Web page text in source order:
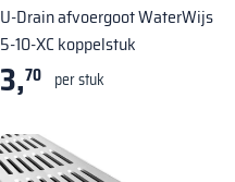
U-Drain afvoergoot WaterWijs
5-10-XC koppelstuk
3,70 per stuk